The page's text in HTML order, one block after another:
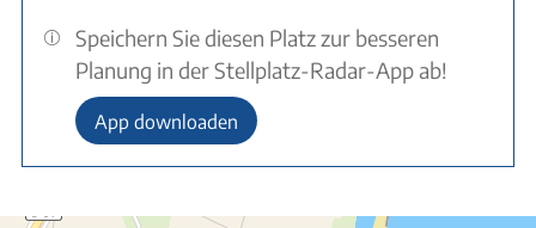
Speichern Sie diesen Platz zur besseren
Planung in der Stellplatz-Radar-App ab!
App downloaden